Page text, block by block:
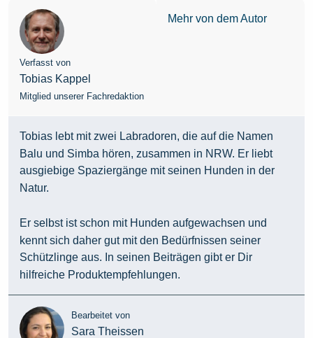
Verfasst von
Tobias Kappel
Mitglied unserer Fachredaktion
Mehr von dem Autor
Tobias lebt mit zwei Labradoren, die auf die Namen
Balu und Simba hören, zusammen in NRW. Er liebt
ausgiebige Spaziergänge mit seinen Hunden in der
Natur.
Er selbst ist schon mit Hunden aufgewachsen und
kennt sich daher gut mit den Bedürfnissen seiner
Schützlinge aus. In seinen Beiträgen gibt er Dir
hilfreiche Produktempfehlungen.
Bearbeitet von
Sara Theissen